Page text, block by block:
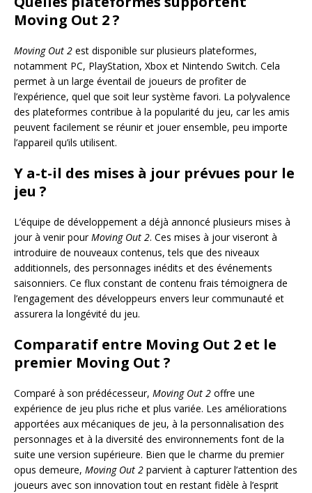
Moving Out 2 ?
Moving Out 2 est disponible sur plusieurs plateformes,
notamment PC, PlayStation, Xbox et Nintendo Switch. Cela
permet à un large éventail de joueurs de profiter de
l’expérience, quel que soit leur système favori. La polyvalence
des plateformes contribue à la popularité du jeu, car les amis
peuvent facilement se réunir et jouer ensemble, peu importe
l’appareil qu’ils utilisent.
Y a-t-il des mises à jour prévues pour le
jeu ?
L’équipe de développement a déjà annoncé plusieurs mises à
jour à venir pourMoving Out 2. Ces mises à jour viseront à
introduire de nouveaux contenus, tels que des niveaux
additionnels, des personnages inédits et des événements
saisonniers. Ce flux constant de contenu frais témoignera de
l’engagement des développeurs envers leur communauté et
assurera la longévité du jeu.
Comparatif entre Moving Out 2 et le
premier Moving Out ?
Comparé à son prédécesseur, Moving Out 2 offre une
expérience de jeu plus riche et plus variée. Les améliorations
apportées aux mécaniques de jeu, à la personnalisation des
personnages et à la diversité des environnements font de la
suite une version supérieure. Bien que le charme du premier
opus demeure, Moving Out 2 parvient à capturer l’attention des
joueurs avec son innovation tout en restant fidèle à l’esprit